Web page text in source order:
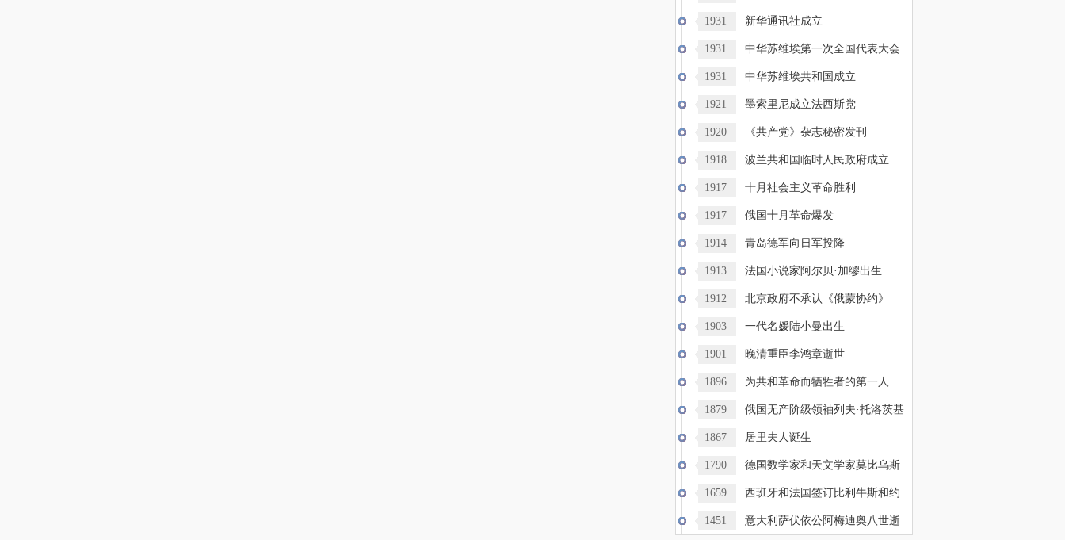
1931 新华通讯社成立
1931 中华苏维埃第一次全国代表大会
召1931 中华苏维埃共和国成立
1921 墨索里尼成立法西斯党
1920 《共产党》杂志秘密发刊
1918 波兰共和国临时人民政府成立
1917 十月社会主义革命胜利
1917 俄国十月革命爆发
1914 青岛德军向日军投降
1913 法国小说家阿尔贝·加缪出生
1912 北京政府不承认《俄蒙协约》
1903 一代名媛陆小曼出生
1901 晚清重臣李鸿章逝世
1896 为共和革命而牺牲者的第一人
——
1879 俄国无产阶级领袖列夫·托洛茨基
1867 居里夫人诞生
1790 德国数学家和天文学家莫比乌斯
出1659 西班牙和法国签订比利牛斯和约
1451 意大利萨伏依公阿梅迪奥八世逝